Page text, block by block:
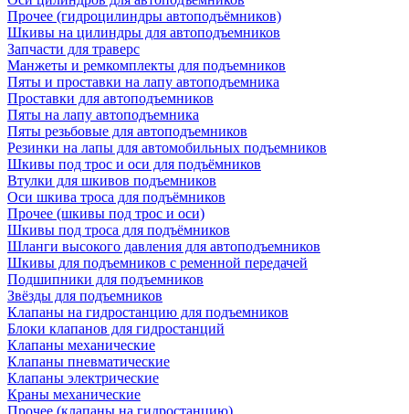
Прочее (гидроцилиндры автоподъёмников)
Шкивы на цилиндры для автоподъемников
Запчасти для траверс
Манжеты и ремкомплекты для подъемников
Пяты и проставки на лапу автоподъемника
Проставки для автоподъемников
Пяты на лапу автоподъемника
Пяты резьбовые для автоподъемников
Резинки на лапы для автомобильных подъемников
Шкивы под трос и оси для подъёмников
Втулки для шкивов подъемников
Оси шкива троса для подъёмников
Прочее (шкивы под трос и оси)
Шкивы под троса для подъёмников
Шланги высокого давления для автоподъемников
Шкивы для подъемников с ременной передачей
Подшипники для подъемников
Звёзды для подъемников
Клапаны на гидростанцию для подъемников
Блоки клапанов для гидростанций
Клапаны механические
Клапаны пневматические
Клапаны электрические
Краны механические
Прочее (клапаны на гидростанцию)